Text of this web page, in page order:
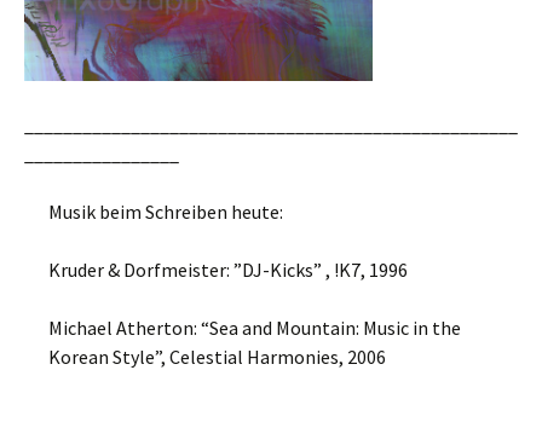
Musik beim Schreiben heute:
Kruder & Dorfmeister: ”DJ-Kicks” , !K7, 1996
Michael Atherton: “Sea and Mountain: Music in the
Korean Style”, Celestial Harmonies, 2006